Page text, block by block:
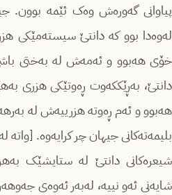
پیاوانی گەورەش وەک ئێمە بوون.
لەوەدا بوو کە دانتێ سیستەمێکی
خۆی هەبوو و ئەمەش لە بەختی
دانتێ، بەڕێککەوت ڕەوتێکی هزری
هەبوو و ئەم ڕەوتە هزرییەش لە
بلیمەتەکانی جیهان چر کرایەوە. [واتە
شیعرەکانی دانتێ لە ستایشێک
شایەنی ئەو نییە، لەبەر ئەوەی